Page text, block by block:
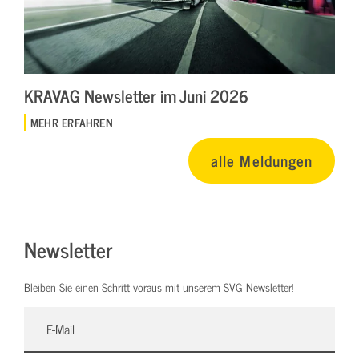
KRAVAG Newsletter im Juni 2026
MEHR ERFAHREN
alle Meldungen
Newsletter
Bleiben Sie einen Schritt voraus mit unserem SVG Newsletter!